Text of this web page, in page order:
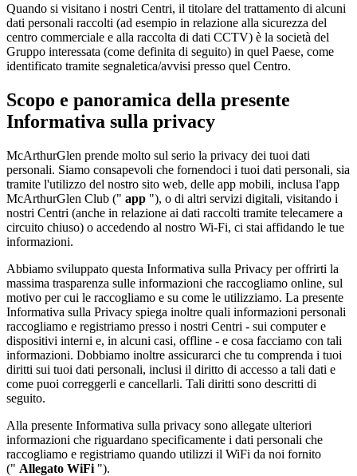
Quando si visitano i nostri Centri, il titolare del trattamento di alcuni
dati personali raccolti (ad esempio in relazione alla sicurezza del
centro commerciale e alla raccolta di dati CCTV) è la società del
Gruppo interessata (come definita di seguito) in quel Paese, come
identificato tramite segnaletica/avvisi presso quel Centro.
Scopo e panoramica della presente
Informativa sulla privacy
McArthurGlen prende molto sul serio la privacy dei tuoi dati
personali. Siamo consapevoli che fornendoci i tuoi dati personali, sia
tramite l'utilizzo del nostro sito web, delle app mobili, inclusa l'app
McArthurGlen Club (" app "), o di altri servizi digitali, visitando i
nostri Centri (anche in relazione ai dati raccolti tramite telecamere a
circuito chiuso) o accedendo al nostro Wi-Fi, ci stai affidando le tue
informazioni.
Abbiamo sviluppato questa Informativa sulla Privacy per offrirti la
massima trasparenza sulle informazioni che raccogliamo online, sul
motivo per cui le raccogliamo e su come le utilizziamo. La presente
Informativa sulla Privacy spiega inoltre quali informazioni personali
raccogliamo e registriamo presso i nostri Centri - sui computer e
dispositivi interni e, in alcuni casi, offline - e cosa facciamo con tali
informazioni. Dobbiamo inoltre assicurarci che tu comprenda i tuoi
diritti sui tuoi dati personali, inclusi il diritto di accesso a tali dati e
come puoi correggerli e cancellarli. Tali diritti sono descritti di
seguito.
Alla presente Informativa sulla privacy sono allegate ulteriori
informazioni che riguardano specificamente i dati personali che
raccogliamo e registriamo quando utilizzi il WiFi da noi fornito
(" Allegato WiFi ").